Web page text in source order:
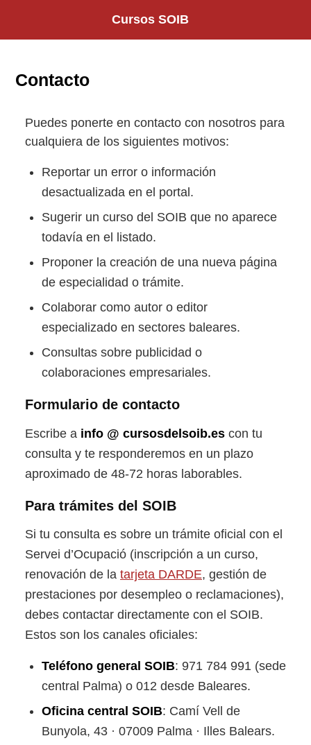
Cursos SOIB
Contacto
Puedes ponerte en contacto con nosotros para
cualquiera de los siguientes motivos:
Reportar un error o información
desactualizada en el portal.
Sugerir un curso del SOIB que no aparece
todavía en el listado.
Proponer la creación de una nueva página
de especialidad o trámite.
Colaborar como autor o editor
especializado en sectores baleares.
Consultas sobre publicidad o
colaboraciones empresariales.
Formulario de contacto
Escribe a info @ cursosdelsoib.escon tu
consulta y te responderemos en un plazo
aproximado de 48-72 horas laborables.
Para trámites del SOIB
Si tu consulta es sobre un trámite oficial con el
Servei d’Ocupació (inscripción a un curso,
renovación de la tarjeta DARDE, gestión de
prestaciones por desempleo o reclamaciones),
debes contactar directamente con el SOIB.
Estos son los canales oficiales:
Teléfono general SOIB: 971 784 991 (sede
central Palma) o 012 desde Baleares.
Oficina central SOIB: Camí Vell de
Bunyola, 43 · 07009 Palma · Illes Balears.